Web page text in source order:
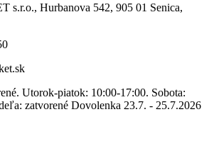
s.r.o., Hurbanova 542, 905 01 Senica,
Utorok-piatok: 10:00-17:00. Sobota:
zatvorené Dovolenka 23.7. - 25.7.2026